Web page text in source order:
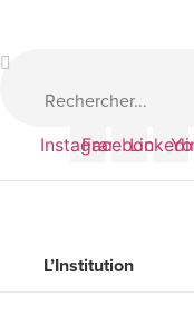
contenu
Search
...
InstagramFacebook
L’Institution